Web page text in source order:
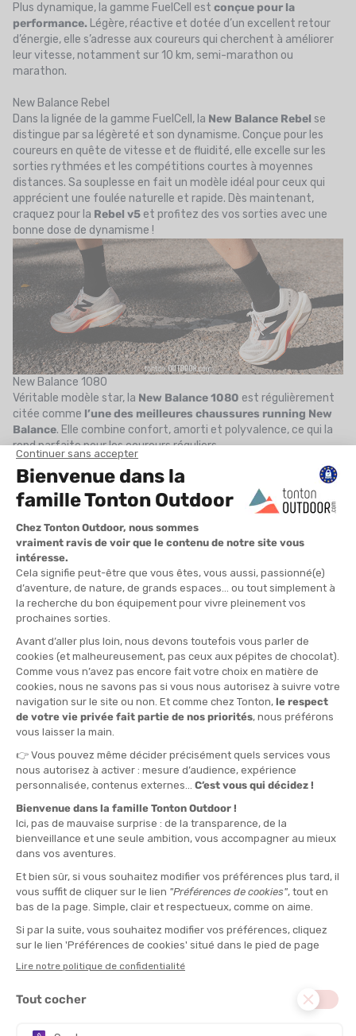
Plus dynamique, la gamme FuelCell est conçue pour la
performance. Légère, réactive et dotée d’un excellent retour
d’énergie, elle s’adresse aux coureurs qui cherchent à améliorer
leur vitesse, notamment sur 10 km, semi-marathon ou
marathon.
New Balance Rebel
Dans la lignée de la gamme FuelCell, la New Balance Rebel se
distingue par sa légèreté et son dynamisme. Conçue pour les
coureurs en quête de vitesse et de fluidité, elle excelle sur les
sorties rythmées et les compétitions courtes à moyennes
distances. Sa souplesse en fait un modèle idéal pour ceux qui
apprécient une foulée naturelle et rapide. Dès maintenant,
craquez pour la Rebel v5 et profitez des vos sorties avec une
bonne dose de dynamisme !
New Balance 1080
Véritable modèle star, la New Balance 1080 est régulièrement
citée comme l’une des meilleures chaussures running New
Balance. Elle combine confort, amorti et polyvalence, ce qui la
rend parfaite pour les coureurs réguliers.
New Balance Hierro (Trail)
Pour les amateurs de nature, leschaussures trail New Balance
comme la Hierro offrent une accroche redoutable et une
protection optimale. Elles permettent d’affronter les terrains
accidentés en toute sécurité, tout en conservant le confort
typique de la marque.
Chaussures running New Balance homme : performance et
robustesse
polyvalence et la stabilité. Leschaussures running New
Balance homme se déclinent en plusieurs profils :
Pour la route: modèles comme la FuelCell Rebel ou la Fresh
Foam 1080.
Pour l’endurance: la More ou la 880, qui privilégient l’amorti.
Pour le trail: la Hierro V7, qui combine accroche et confort.
qu’aux gabarits plus costauds, grâce à des structures solides et
un bon maintien latéral.